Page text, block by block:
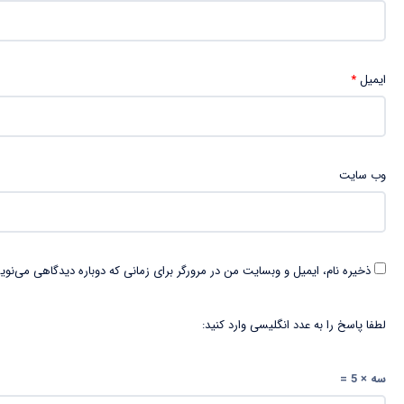
ایمیل*
وب‌ سایت
ذخیره نام، ایمیل و وبسایت من در مرورگر برای زمانی که دوباره دیدگاهی
لطفا پاسخ را به عدد انگلیسی وارد کنید:
سه × 5 =